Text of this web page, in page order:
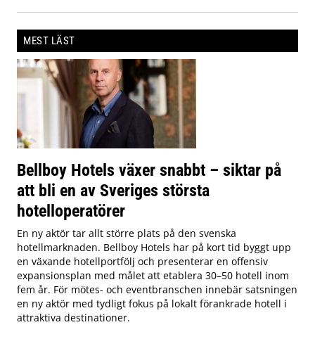
MEST LÄST
Bellboy Hotels växer snabbt – siktar på
att bli en av Sveriges största
hotelloperatörer
En ny aktör tar allt större plats på den svenska
hotellmarknaden. Bellboy Hotels har på kort tid byggt upp
en växande hotellportfölj och presenterar en offensiv
expansionsplan med målet att etablera 30–50 hotell inom
fem år. För mötes- och eventbranschen innebär satsningen
en ny aktör med tydligt fokus på lokalt förankrade hotell i
attraktiva destinationer.